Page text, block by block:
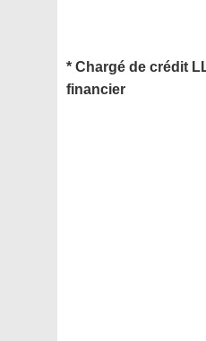
* Chargé de crédit
financier